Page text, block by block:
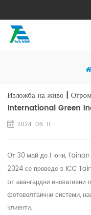
Изложба на живо |
International Green
2024-06-11
От 30 май до 1 юни,
2024 се проведе в ICC
отавангардни иновативни
фотоволтаични системи,
клиенти.